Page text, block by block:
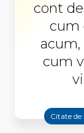
cont
cum
acum,
cum
Citate de